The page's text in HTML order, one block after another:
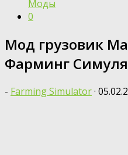
Моды
0
Мод грузовик
Фарминг
- Farming Simulator·